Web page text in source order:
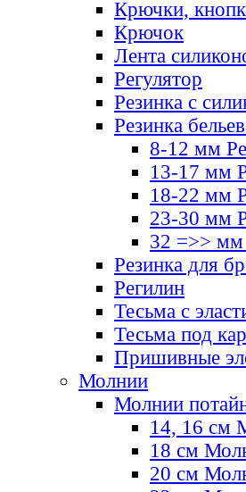
Крючки,
Крючок
Лента
Регулятор
Резинка с
Резинка
8-12 мм
13-17 мм
18-22 мм
23-30 мм
32 =>> мм
Резинка для
Регилин
Тесьма с
Тесьма под
Пришивные
Молнии
Молнии
14, 16 см
18 см
20 см